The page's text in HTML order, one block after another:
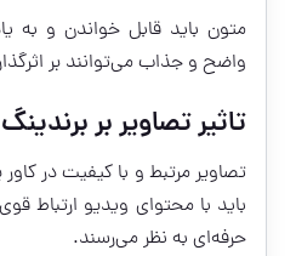
متون باید قابل خواندن و به
واضح و جذاب می‌توانند بر
تاثیر تصاویر بر
تصاویر مرتبط و با کیفیت در
باید با محتوای ویدیو ارتباط
حرفه‌ای به نظر می‌رسند.